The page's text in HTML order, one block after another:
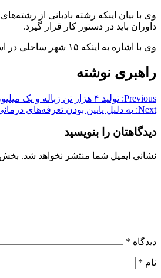
وی با بیان اینکه رشته بادبانی از
داوران باید در دستور کار قرار گیرد.
وی با اشاره به اینکه ۱۵ شهر ساحلی در استان وجود دارد، گفت: باید در شهرستان‌های ساحلی هیئت ورزش‌های بادبانی راه اندازی شود./مهر
راهبری نوشته
Previous: تولید ۴ هزار تن زباله و یک میلیون لیتر شیرابه در مازندران
Next: به دلیل پایین بودن تعرفه‌های
دیدگاهتان را بنویسید
نشانی ایمیل شما منتشر نخواهد شد.
دیدگاه *
نام *